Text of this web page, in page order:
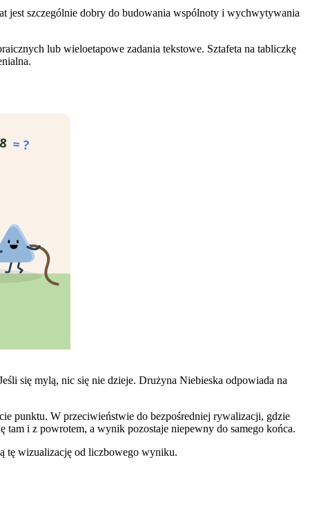
jest szczególnie dobry do budowania wspólnoty i wychwytywania
lub wieloetapowe zadania tekstowe. Sztafeta na tabliczkę
= ?
się mylą, nic się nie dzieje. Drużyna Niebieska odpowiada na
punktu. W przeciwieństwie do bezpośredniej rywalizacji, gdzie
i z powrotem, a wynik pozostaje niepewny do samego końca.
tę wizualizację od liczbowego wyniku.